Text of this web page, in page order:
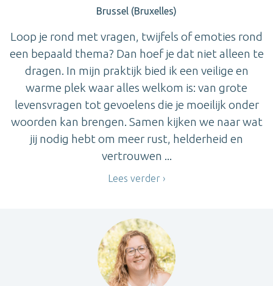
Brussel (Bruxelles)
Loop je rond met vragen, twijfels of emoties rond
een bepaald thema? Dan hoef je dat niet alleen te
dragen. In mijn praktijk bied ik een veilige en
warme plek waar alles welkom is: van grote
levensvragen tot gevoelens die je moeilijk onder
woorden kan brengen. Samen kijken we naar wat
jij nodig hebt om meer rust, helderheid en
vertrouwen ...
Lees verder